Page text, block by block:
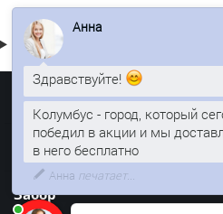
Информация
Кровля
Забор
Здравствуйте!
Колумбус - город, который
победил в акции и мы
в него бесплатно